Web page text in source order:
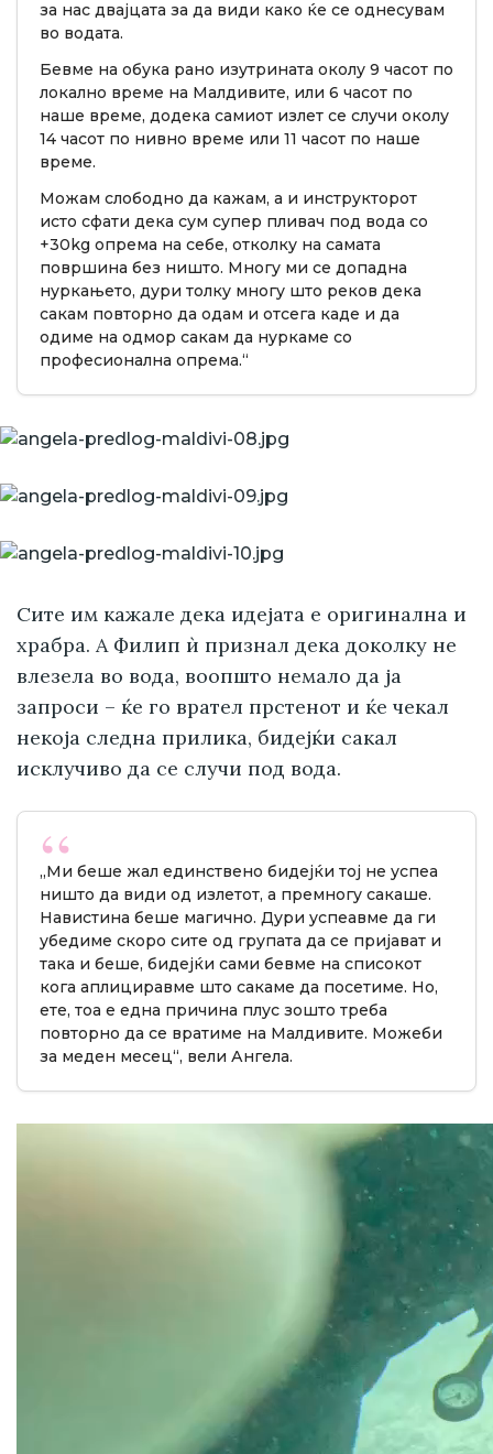
за нас двајцата за да види како ќе се однесувам
во водата.
Бевме на обука рано изутрината околу 9 часот по
локално време на Малдивите, или 6 часот по
наше време, додека самиот излет се случи околу
14 часот по нивно време или 11 часот по наше
време.
Можам слободно да кажам, а и инструкторот
исто сфати дека сум супер пливач под вода со
+30kg опрема на себе, отколку на самата
површина без ништо. Многу ми се допадна
нуркањето, дури толку многу што реков дека
сакам повторно да одам и отсега каде и да
одиме на одмор сакам да нуркаме со
професионална опрема.“
Сите им кажале дека идејата е оригинална и
храбра. А Филип ѝ признал дека доколку не
влезела во вода, воопшто немало да ја
запроси – ќе го врател прстенот и ќе чекал
некоја следна прилика, бидејќи сакал
исклучиво да се случи под вода.
„Ми беше жал единствено бидејќи тој не успеа
ништо да види од излетот, а премногу сакаше.
Навистина беше магично. Дури успеавме да ги
убедиме скоро сите од групата да се пријават и
така и беше, бидејќи сами бевме на списокот
кога аплициравме што сакаме да посетиме. Но,
ете, тоа е една причина плус зошто треба
повторно да се вратиме на Малдивите. Можеби
за меден месец“, вели Ангела.